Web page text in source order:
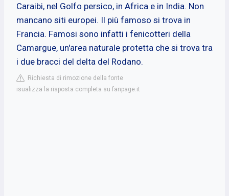
Caraibi, nel Golfo persico, in Africa e in India. Non
mancano siti europei. Il più famoso si trova in
Francia. Famosi sono infatti i fenicotteri della
Camargue, un'area naturale protetta che si trova tra
i due bracci del delta del Rodano.
Richiesta di rimozione della fonte
isualizza la risposta completa su fanpage.it